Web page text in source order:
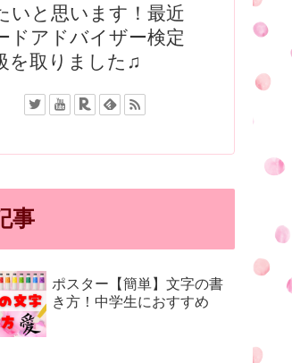
いと思います！最近
ドアドバイザー検定
を取りました♫
事
ポスター【簡単】文字の書
き方！中学生におすすめ